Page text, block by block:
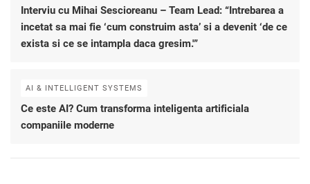
Interviu cu Mihai Sescioreanu – Team Lead: “Intrebarea a
incetat sa mai fie ‘cum construim asta’ si a devenit ‘de ce
exista si ce se intampla daca gresim.'”
AI & INTELLIGENT SYSTEMS
Ce este AI? Cum transforma inteligenta artificiala
companiile moderne